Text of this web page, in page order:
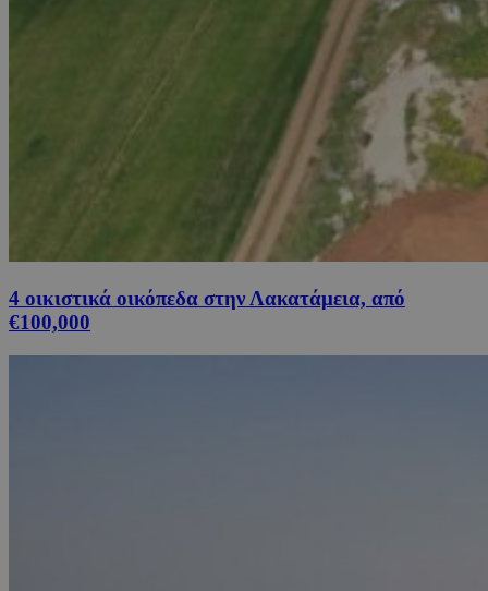
4 οικιστικά οικόπεδα στην Λακατάμεια, από
€100,000